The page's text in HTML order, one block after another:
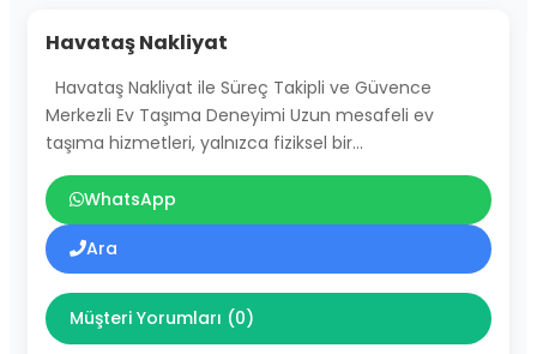
Havataş Nakliyat
Havataş Nakliyat ile Süreç Takipli ve Güvence
Merkezli Ev Taşıma Deneyimi Uzun mesafeli ev
taşıma hizmetleri, yalnızca fiziksel bir…
WhatsApp
Ara
Müşteri Yorumları (0)